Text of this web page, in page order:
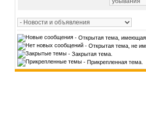
- Открытая тема, имеющая
- Открытая тема, не
- Закрытая тема.
- Прикрепленная тема.